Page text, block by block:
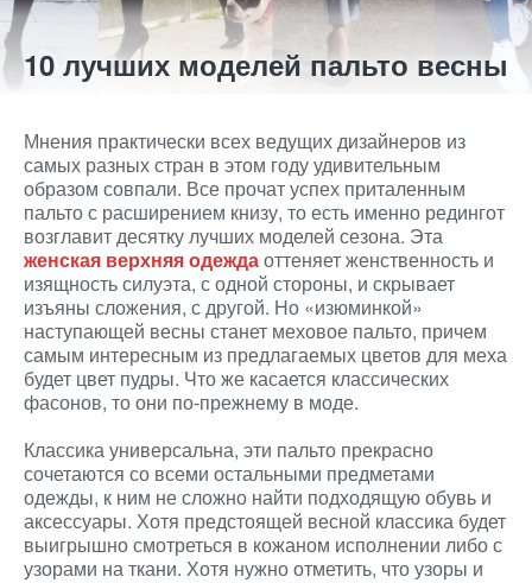
10 лучших моделей пальто весны
Мнения практически всех ведущих дизайнеров из
самых разных стран в этом году удивительным
образом совпали. Все прочат успех приталенным
пальто с расширением книзу, то есть именно редингот
возглавит десятку лучших моделей сезона. Эта
женская верхняя одеждаоттеняет женственность и
изящность силуэта, с одной стороны, и скрывает
изъяны сложения, с другой. Но «изюминкой»
наступающей весны станет меховое пальто, причем
самым интересным из предлагаемых цветов для меха
будет цвет пудры. Что же касается классических
фасонов, то они по-прежнему в моде.
Классика универсальна, эти пальто прекрасно
сочетаются со всеми остальными предметами
одежды, к ним не сложно найти подходящую обувь и
аксессуары. Хотя предстоящей весной классика будет
выигрышно смотреться в кожаном исполнении либо с
узорами на ткани. Хотя нужно отметить, что узоры и